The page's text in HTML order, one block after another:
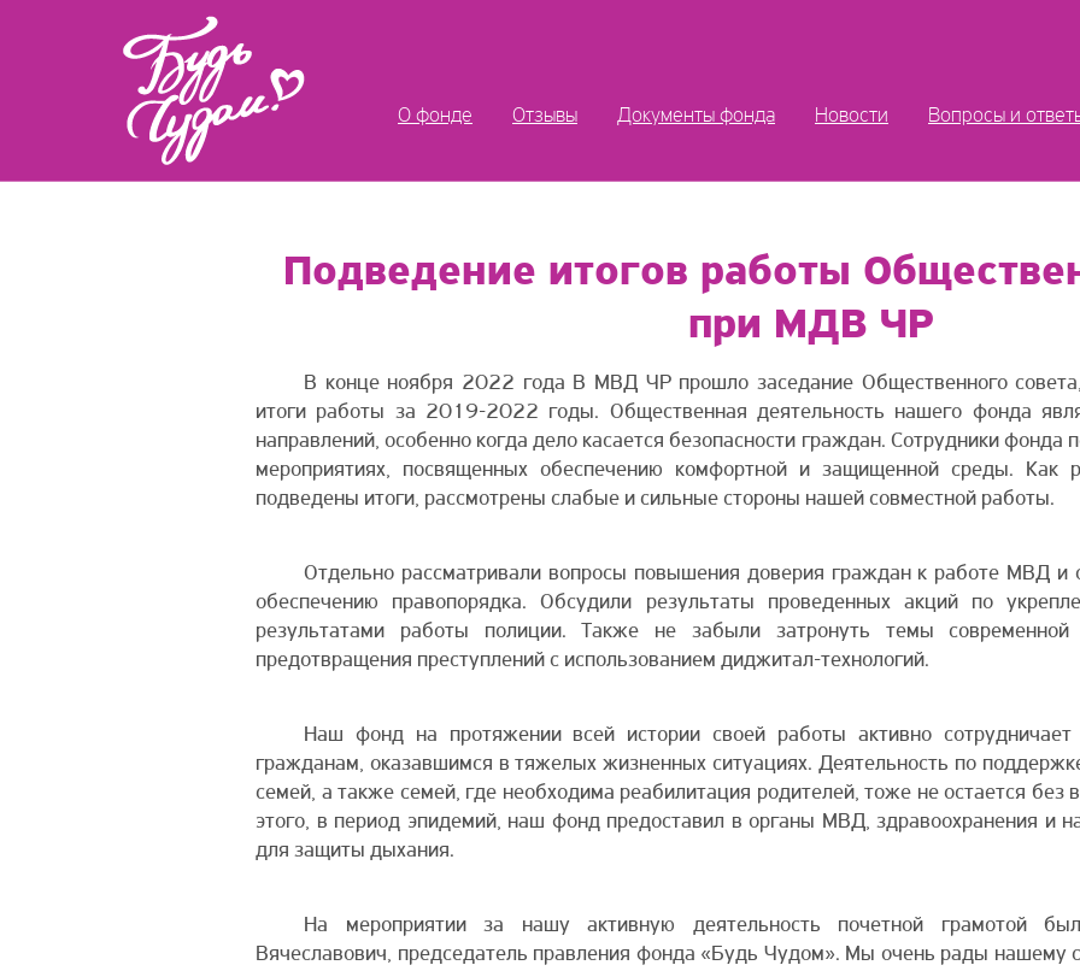
О фонде Отзывы Документы фонда Новости Вопросы и
Подведение итогов работы
при МДВ ЧР
В конце ноября 2022 года В МВД ЧР прошло заседание Общественного
итоги работы за 2019-2022 годы. Общественная деятельность нашего фонда
направлений, особенно когда дело касается безопасности граждан. Сотрудники фонда
мероприятиях, посвященных обеспечению комфортной и защищенной среды. Как
подведены итоги, рассмотрены слабые и сильные стороны нашей совместной работы.
Отдельно рассматривали вопросы повышения доверия граждан к работе МВД и
обеспечению правопорядка. Обсудили результаты проведенных акций по
результатами работы полиции. Также не забыли затронуть темы современной
предотвращения преступлений с использованием диджитал-технологий.
Наш фонд на протяжении всей истории своей работы активно
гражданам, оказавшимся в тяжелых жизненных ситуациях. Деятельность по
семей, а также семей, где необходима реабилитация родителей, тоже не остается
этого, в период эпидемий, наш фонд предоставил в органы МВД, здравоохранения и
для защиты дыхания.
На мероприятии за нашу активную деятельность почетной грамотой
Вячеславович, председатель правления фонда «Будь Чудом». Мы очень рады нашему